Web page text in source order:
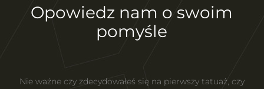
Opowiedz nam o swoim
pomyśle
Nie ważne czy zdecydowałeś się na pierwszy tatuaż, czy